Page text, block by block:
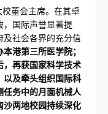
董会主席。在其卓
，国际声誉显著提
社会各界的充分信
本港第三所医学院；
再获国家科学技术
及牵头组织国际科
务中的月面机械人
两地校园持续深化